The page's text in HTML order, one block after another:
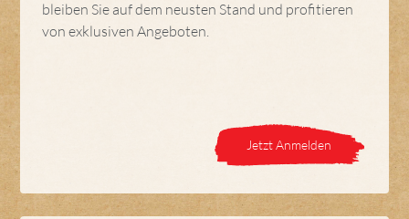
bleiben Sie auf dem neusten Stand und profitieren
von exklusiven Angeboten.
Jetzt Anmelden